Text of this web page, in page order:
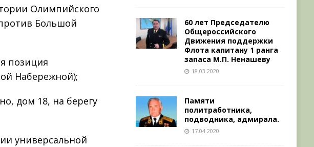
Олимпийского
Большой
позиция
Набережной);
дом 18, на берегу
универсальной
60 лет Председателю
Общероссийского
Движения поддержки
Флота капитану 1 ранга
запаса М.П. Ненашеву
18.03.2020
Памяти
политработника,
подводника, адмирала.
17.04.2020